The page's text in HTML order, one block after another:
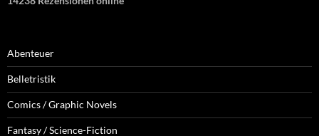
Abenteuer
Belletristik
Comics / Graphic Novels
Fantasy / Science-Fiction